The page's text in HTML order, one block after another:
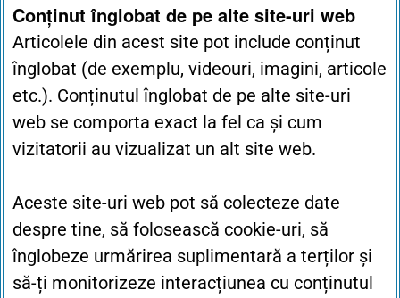
Conținut înglobat de pe alte site-uri web
Articolele din acest site pot include conținut
înglobat (de exemplu, videouri, imagini, articole
etc.). Conținutul înglobat de pe alte site-uri
web se comporta exact la fel ca și cum
vizitatorii au vizualizat un alt site web.
Aceste site-uri web pot să colecteze date
despre tine, să folosească cookie-uri, să
înglobeze urmărirea suplimentară a terților și
să-ți monitorizeze interacțiunea cu conținutul